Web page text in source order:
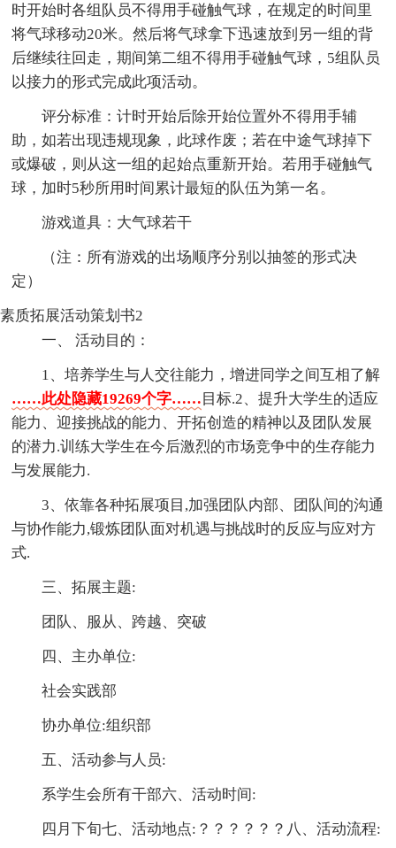
时开始时各组队员不得用手碰触气球，在规定的时间里
将气球移动20米。然后将气球拿下迅速放到另一组的背
后继续往回走，期间第二组不得用手碰触气球，5组队员
以接力的形式完成此项活动。
评分标准：计时开始后除开始位置外不得用手辅
助，如若出现违规现象，此球作废；若在中途气球掉下
或爆破，则从这一组的起始点重新开始。若用手碰触气
球，加时5秒所用时间累计最短的队伍为第一名。
游戏道具：大气球若干
（注：所有游戏的出场顺序分别以抽签的形式决
定）
素质拓展活动策划书2
一、 活动目的：
1、培养学生与人交往能力，增进同学之间互相了解
……此处隐藏19269个字…… 目标.2、提升大学生的适应
能力、迎接挑战的能力、开拓创造的精神以及团队发展
的潜力.训练大学生在今后激烈的市场竞争中的生存能力
与发展能力.
3、依靠各种拓展项目,加强团队内部、团队间的沟通
与协作能力,锻炼团队面对机遇与挑战时的反应与应对方
式.
三、拓展主题:
团队、服从、跨越、突破
四、主办单位:
社会实践部
协办单位:组织部
五、活动参与人员:
系学生会所有干部六、活动时间:
四月下旬七、活动地点:？？？？？？八、活动流程: